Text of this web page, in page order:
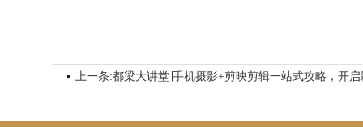
上一条:都梁大讲堂∣手机摄影+剪映剪辑一站式攻略，开